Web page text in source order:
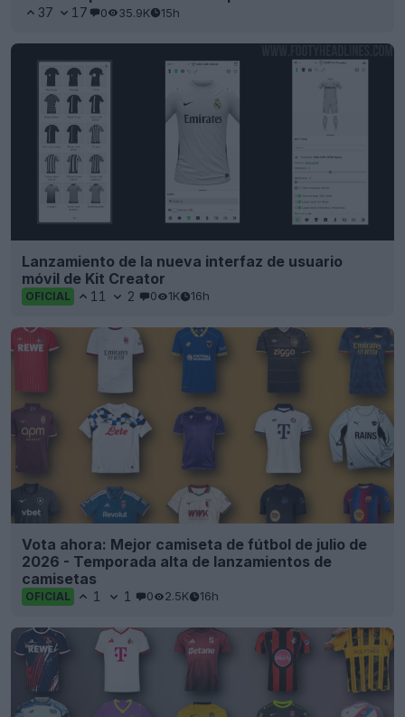
37 17 0 35.9K 15h
Lanzamiento de la nueva interfaz de usuario
móvil de Kit Creator
OFICIAL 11 2 0 1K 16h
Vota ahora: Mejor camiseta de fútbol de julio de
2026 - Temporada alta de lanzamientos de
camisetas
OFICIAL 1 1 0 2.5K 16h